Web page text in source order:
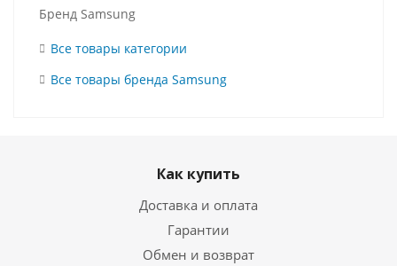
Бренд Samsung
Все товары категории
Все товары бренда Samsung
Как купить
Доставка и оплата
Гарантии
Обмен и возврат